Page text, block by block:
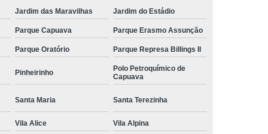
Jardim das Maravilhas Jardim do Estádio
Parque Capuava Parque Erasmo Assunção
Parque Oratório Parque Represa Billings II
Pinheirinho
Polo Petroquímico de
Capuava
Santa Maria Santa Terezinha
Vila Alice Vila Alpina